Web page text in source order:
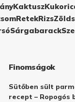
Kaktusz
RetekRizs
Sárgabarack
Finomságok
Sütőben sült
recept – Ropogós